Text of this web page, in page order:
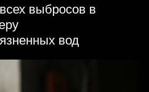
выбросов в
вод